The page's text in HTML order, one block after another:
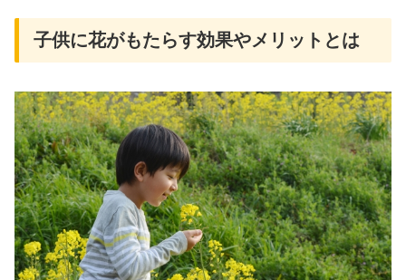
子供に花がもたらす効果やメリットとは